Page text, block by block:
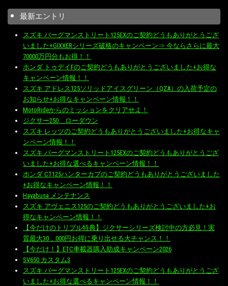
最新エントリ
スズキ バーグマンストリート125EXのご契約どうもありがとうござ
いました+GIXXERシリーズ破格のキャンペーン⇒ 今ならさらに最大
70000万円分もお得！！
ホンダ トゥデイFのご契約どうもありがとうございました+お得な
キャンペーン情報！！
スズキ アドレス125ソリッドアイスグリーン（QZA）の入荷予定の
お知らせ+お得なキャンペーン情報！！
MotoRideからのミッションをクリアせよ！
ジクサー250 ローダウン
スズキ レッツのご契約どうもありがとうございました+お得なキャ
ンペーン情報！！
スズキ バーグマンストリート125EXのご契約どうもありがとうござ
いました+お得な選べるキャンペーン情報！！
ホンダ CT125ハンターカブのご契約どうもありがとうございました
+お得なキャンペーン情報！！
Hayabusa メンテナンス
スズキ アヴェニス125のご契約どうもありがとうございました+お
得なキャンペーン情報！！
【今だけのトリプル特典】ジクサーシリーズ検討中の方必見！実
質最大30，000円お得に乗り出せる大チャンス！！
【今だけ！】ETC車載器購入助成キャンペーン2026
SV650 カスタム3
スズキ バーグマンストリート125EXのご契約どうもありがとうござ
いました+お得な選べるキャンペーン情報！！